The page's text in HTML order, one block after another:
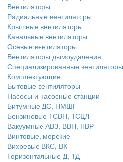
Вентиляторы
Радиальные вентиляторы
Крышные вентиляторы
Канальные вентиляторы
Осевые вентиляторы
Вентиляторы дымоудаления
Специализированные вентиляторы
Комплектующие
Бытовые вентиляторы
Насосы и насосные станции
Битумные ДС, НМШГ
Бензиновые 1СВН, 1СЦЛ
Вакуумные АВЗ, ВВН, НВР
Винтовые, морские
Вихревые ВКС, ВК
Горизонтальные Д, 1Д